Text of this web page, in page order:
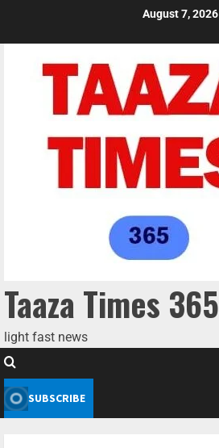
August 7, 2026
Taaza Times 365
light fast news
SUBSCRIBE